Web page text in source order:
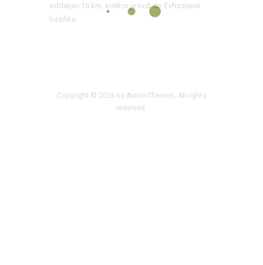
oddaljen 15 km, kolikor je tudi do Evfrazijeve
bazilike.
Copyright © 2026 by AxiomThemes. All rights
reserved.